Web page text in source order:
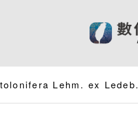
Lehm. ex Ledeb.